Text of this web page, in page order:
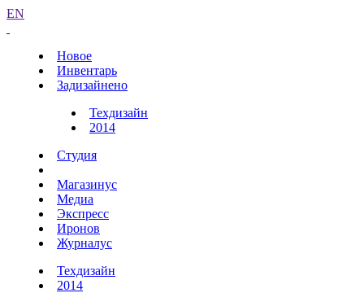
EN
Новое
Инвентарь
Задизайнено
Техдизайн
2014
Студия
Магазинус
Медиа
Экспресс
Иронов
Журналус
Техдизайн
2014